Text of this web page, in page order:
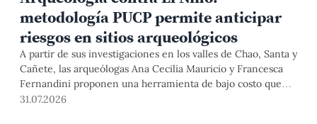
metodología PUCP permite anticipar
riesgos en sitios arqueológicos
A partir de sus investigaciones en los valles de Chao, Santa y
Cañete, las arqueólogas Ana Cecilia Mauricio y Francesca
Fernandini proponen una herramienta de bajo costo que
combina datos abiertos, mapas, sistemas de información
31.07.2026